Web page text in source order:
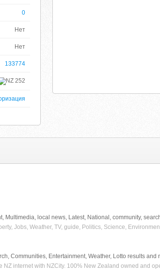
0
Нет
Нет
133774
252
Multimedia, local news, Latest, National, community,
Jobs, Weather, TV, guide, Politics, Science,
Communities, Entertainment, Weather, Lotto results and
internet with NZCity. 100% New Zealand owned and